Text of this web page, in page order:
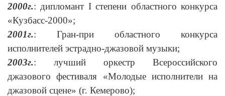
2000г.: дипломант I степени областного конкурса
«Кузбасс-2000»;
2001г.: Гран-при областного конкурса
исполнителей эстрадно-джазовой музыки;
2003г.: лучший оркестр Всероссийского
джазового фестиваля «Молодые исполнители на
джазовой сцене» (г. Кемерово);